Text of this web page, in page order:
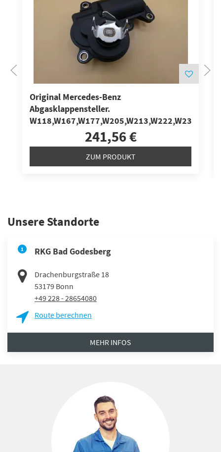
Original Mercedes-Benz
Abgasklappensteller.
241,56 €
ZUM PRODUKT
Unsere Standorte
1 RKG Bad Godesberg
Drachenburgstraße 18
53179 Bonn
+49 228 - 28654080
Route berechnen
MEHR INFOS